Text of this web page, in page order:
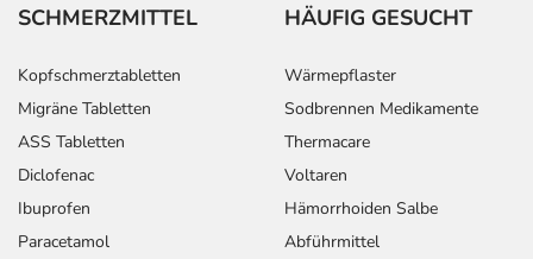
SCHMERZMITTEL
Kopfschmerztabletten
Migräne Tabletten
ASS Tabletten
Diclofenac
Ibuprofen
Paracetamol
HÄUFIG GESUCHT
Wärmepflaster
Sodbrennen Medikamente
Thermacare
Voltaren
Hämorrhoiden Salbe
Abführmittel